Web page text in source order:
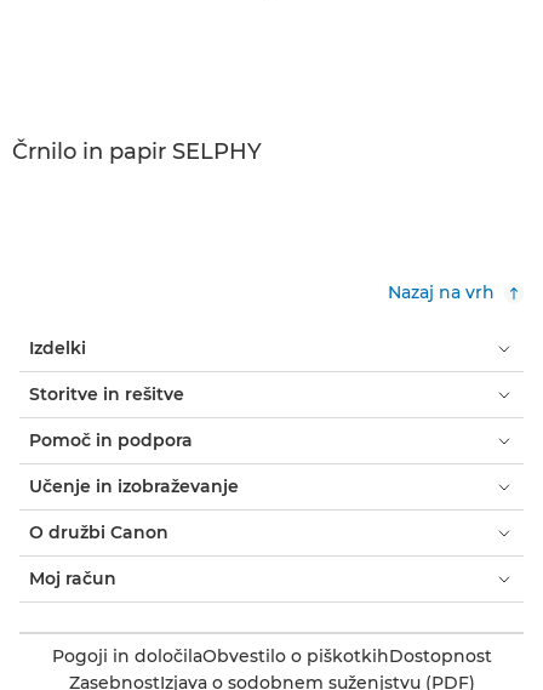
Črnilo in papir SELPHY
Nazaj na vrh
Izdelki
Storitve in rešitve
Pomoč in podpora
Učenje in izobraževanje
O družbi Canon
Moj račun
Pogoji in določilaObvestilo o piškotkihDostopnost
ZasebnostIzjava o sodobnem suženjstvu (PDF)